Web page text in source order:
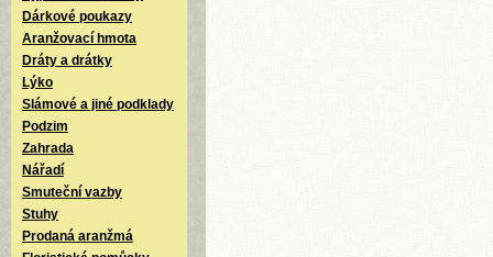
Dárkové poukazy
Aranžovací hmota
Dráty a drátky
Lýko
Slámové a jiné podklady
Podzim
Zahrada
Nářadí
Smuteční vazby
Stuhy
Prodaná aranžmá